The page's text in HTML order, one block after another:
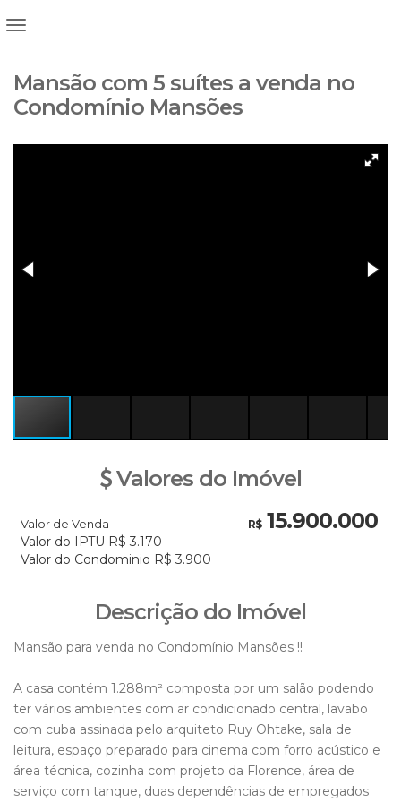
Mansão com 5 suítes a venda no
Condomínio Mansões
Valores do Imóvel
R$15.900.000
Valor de Venda
Valor do IPTU R$ 3.170
Valor do Condominio R$ 3.900
Descrição do Imóvel
Mansão para venda no Condomínio Mansões !!
A casa contém 1.288m² composta por um salão podendo
ter vários ambientes com ar condicionado central, lavabo
com cuba assinada pelo arquiteto Ruy Ohtake, sala de
leitura, espaço preparado para cinema com forro acústico e
área técnica, cozinha com projeto da Florence, área de
serviço com tanque, duas dependências de empregados